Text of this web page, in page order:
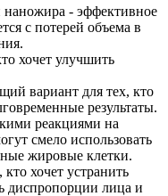
- эффективное
с потерей объема в
хочет улучшить
вариант для тех, кто
результаты.
реакциями на
смело использовать
жировые клетки.
хочет устранить
диспропорции лица и